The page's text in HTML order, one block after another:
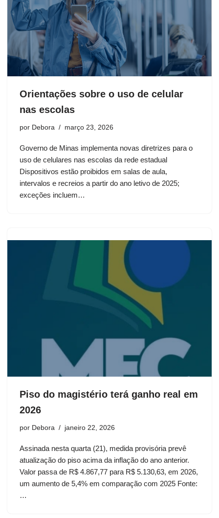
Orientações sobre o uso de celular
nas escolas
por Debora março 23, 2026
Governo de Minas implementa novas diretrizes para o
uso de celulares nas escolas da rede estadual
Dispositivos estão proibidos em salas de aula,
intervalos e recreios a partir do ano letivo de 2025;
exceções incluem…
Piso do magistério terá ganho real em
2026
por Debora janeiro 22, 2026
Assinada nesta quarta (21), medida provisória prevê
atualização do piso acima da inflação do ano anterior.
Valor passa de R$ 4.867,77 para R$ 5.130,63, em 2026,
um aumento de 5,4% em comparação com 2025 Fonte:
…